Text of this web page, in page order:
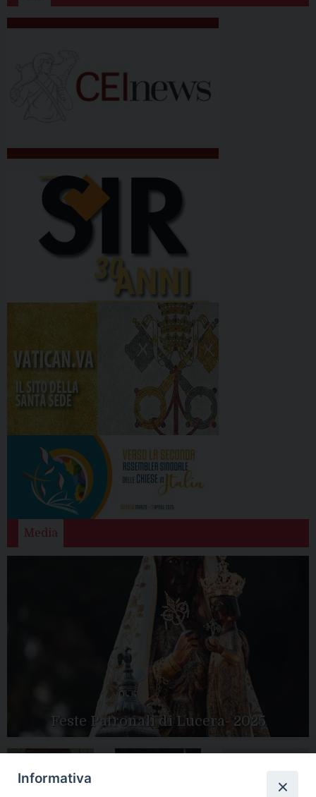
Media
Feste Patronali di Lucera- 2025
Tutte le gallery
Informativa